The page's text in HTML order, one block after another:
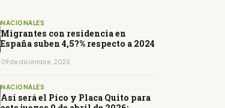
NACIONALES
Migrantes con residencia en
España suben 4,5?% respecto a 2024
09 de diciembre, 2025
NACIONALES
Así será el Pico y Placa Quito para
¿En que consiste la